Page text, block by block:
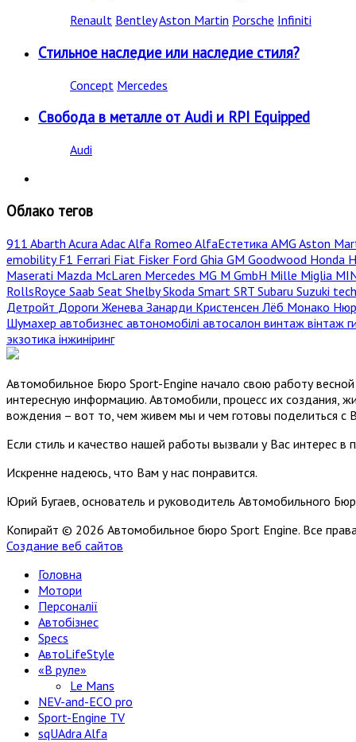
Renault BentleyAston Martin Porsche Infiniti
Стильное наследие или наследие стиля?
Concept Mercedes
Свобода в металле от Audi и RPI Equipped
Audi
Облако тегов
911 Abarth Acura AdacAlfa Romeo AlfaЕстетика AMG Aston
emobilityF1 Ferrari Fiat Fisker Ford Ghia GM Goodwood Honda
Maserati Mazda McLaren Mercedes MG M GmbH Mille Miglia
RollsRoyce Saab Seat ShelbySkoda Smart SRT Subaru Suzuki
Детройт Дороги Женева Занарди Кристенсен Лёб Монако
Шумахер автобизнес автономобілі автосалон винтаж вінтаж
экзотика інжиніринг
Автомобильное Бюро Sport-Engine начало свою работу
интересную информацию. Автомобили, процесс их создания,
вождения – вот то, чем живем мы и чем готовы поделиться с
Если стиль и качество нашей работы вызвали у Вас интерес в
Искренне надеюсь, что Вам у нас понравится.
Юрий Бугаев, основатель и руководитель Автомобильного
Копирайт © 2026 Автомобильное бюро Sport Engine. Все
Создание веб сайтов
Головна
Мотори
Персоналії
Автобізнес
Specs
АвтоLifeStyle
«В руле»
Le Mans
NEV-and-ECO pro
Sport-Engine TV
sqUAdra Alfa